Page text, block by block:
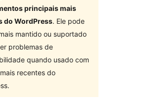
principais mais
do WordPress. Ele pode
mantido ou suportado
problemas de
quando usado com
recentes do